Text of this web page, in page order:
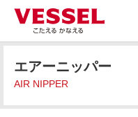
エアーニッパー
AIR NIPPER